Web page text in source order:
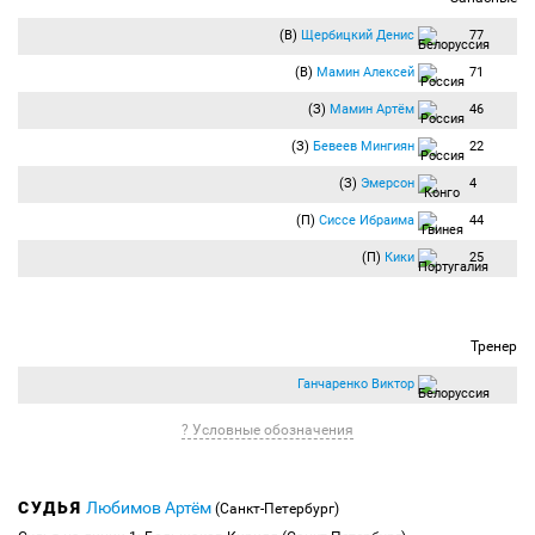
Заработали "Крылья" штрафной на правом фланге. Разыграли и потеряли
Подача со стандарта в штрафную "Крыльев". Ломаев сыграл на выходе и
нарушил на него правила футболист атакующей линии.
(Крылья Советов) заменён наЗотов Георгий
(Урал) получает красную карточку.
Ежов находился на газоне. Газинский подошёл и что-то ему сказал. Роман
(В) Щербицкий Денис 77
(В) Мамин Алексей 71
(З) Мамин Артём 46
(З) Бевеев Мингиян 22
(З) Эмерсон 4
(П) Сиссе Ибраима 44
(П) Кики 25
Тренер
Ганчаренко Виктор
? Условные обозначения
СУДЬЯ Любимов Артём (Санкт-Петербург)